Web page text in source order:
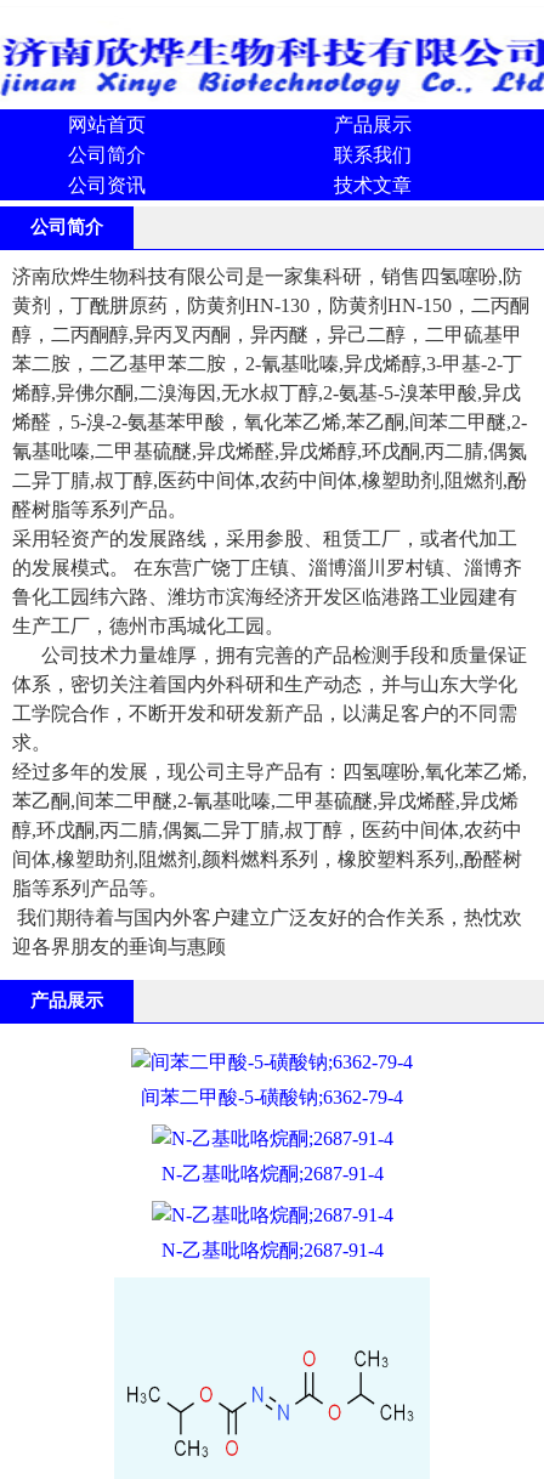
网站首页
产品展示
公司简介
联系我们
公司资讯
技术文章
公司简介
济南欣烨生物科技有限公司是一家集科研，销售四氢噻吩,防
黄剂，丁酰肼原药，防黄剂HN-130，防黄剂HN-150，二丙酮
醇，二丙酮醇,异丙叉丙酮，异丙醚，异己二醇，二甲硫基甲
苯二胺，二乙基甲苯二胺，2-氰基吡嗪,异戊烯醇,3-甲基-2-丁
烯醇,异佛尔酮,二溴海因,无水叔丁醇,2-氨基-5-溴苯甲酸,异戊
烯醛，5-溴-2-氨基苯甲酸，氧化苯乙烯,苯乙酮,间苯二甲醚,2-
氰基吡嗪,二甲基硫醚,异戊烯醛,异戊烯醇,环戊酮,丙二腈,偶氮
二异丁腈,叔丁醇,医药中间体,农药中间体,橡塑助剂,阻燃剂,酚
醛树脂等系列产品。
采用轻资产的发展路线，采用参股、租赁工厂，或者代加工
的发展模式。 在东营广饶丁庄镇、淄博淄川罗村镇、淄博齐
鲁化工园纬六路、潍坊市滨海经济开发区临港路工业园建有
生产工厂，德州市禹城化工园。
公司技术力量雄厚，拥有完善的产品检测手段和质量保证
体系，密切关注着国内外科研和生产动态，并与山东大学化
工学院合作，不断开发和研发新产品，以满足客户的不同需
求。
经过多年的发展，现公司主导产品有：四氢噻吩,氧化苯乙烯,
苯乙酮,间苯二甲醚,2-氰基吡嗪,二甲基硫醚,异戊烯醛,异戊烯
醇,环戊酮,丙二腈,偶氮二异丁腈,叔丁醇，医药中间体,农药中
间体,橡塑助剂,阻燃剂,颜料燃料系列，橡胶塑料系列,,酚醛树
脂等系列产品等。
我们期待着与国内外客户建立广泛友好的合作关系，热忱欢
迎各界朋友的垂询与惠顾
产品展示
间苯二甲酸-5-磺酸钠;6362-79-4
N-乙基吡咯烷酮;2687-91-4
N-乙基吡咯烷酮;2687-91-4